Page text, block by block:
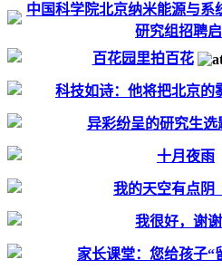
中国科学院北京纳米能源与系
研究组招聘
百花园里拍百花
科技如诗：他将把北京的
异彩纷呈的研究生选
十月夜雨
我的天空有点阴
我很好，谢
家长课堂：您给孩子“